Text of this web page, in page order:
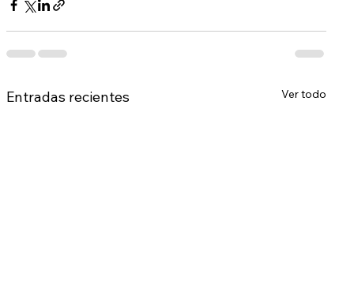
Entradas recientes Ver todo